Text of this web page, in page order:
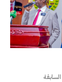
السابقة